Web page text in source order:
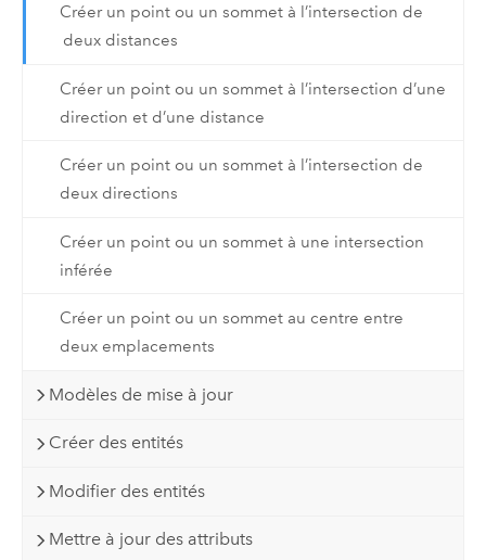
Créer un point ou un sommet à l’intersection de
deux distances
Créer un point ou un sommet à l’intersection d’une
direction et d’une distance
Créer un point ou un sommet à l’intersection de
deux directions
Créer un point ou un sommet à une intersection
inférée
Créer un point ou un sommet au centre entre
deux emplacements
Modèles de mise à jour
Créer des entités
Modifier des entités
Mettre à jour des attributs